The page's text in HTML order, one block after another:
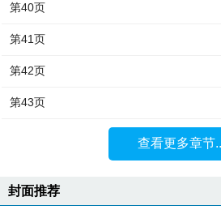
第40页
第41页
第42页
第43页
查看更多章节
封面推荐